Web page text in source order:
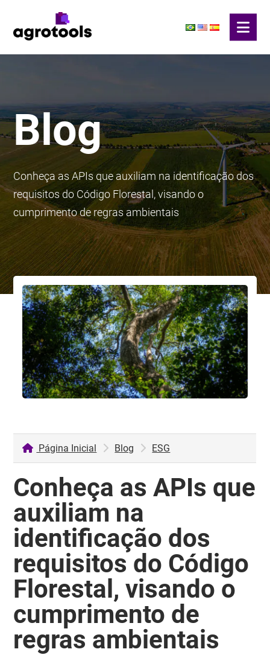
Blog
Conheça as APIs que auxiliam na identificação dos
requisitos do Código Florestal, visando o
cumprimento de regras ambientais
Página Inicial Blog ESG
Conheça as APIs que
auxiliam na
identificação dos
requisitos do Código
Florestal, visando o
cumprimento de
regras ambientais